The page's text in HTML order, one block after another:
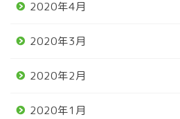
2020年4月
2020年3月
2020年2月
2020年1月